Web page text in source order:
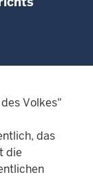
Volkes"
das
die